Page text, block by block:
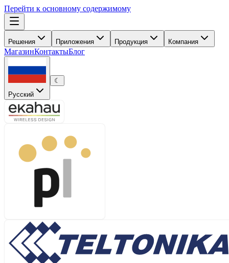
Перейти к основному содержимому
Решения Приложения Продукция Компания
МагазинКонтактыБлог
Русский
☾